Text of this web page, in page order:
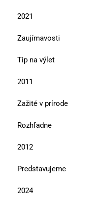
2021
Zaujímavosti
Tip na výlet
2011
Zažité v prírode
Rozhľadne
2012
Predstavujeme
2024